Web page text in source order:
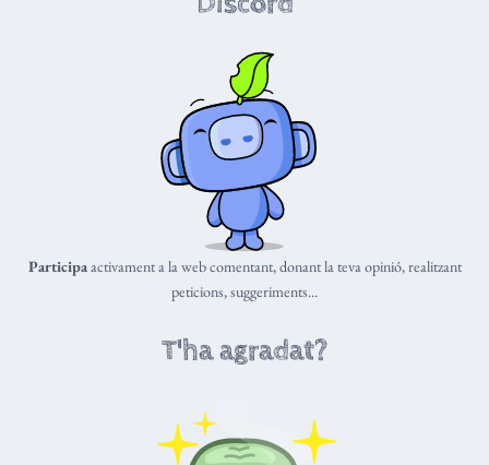
Participaactivament a la web comentant, donant la teva opinió, realitzant
peticions, suggeriments...
T'ha agradat?